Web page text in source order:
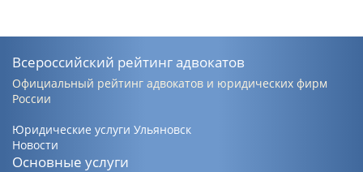
Всероссийский рейтинг адвокатов
Официальный рейтинг адвокатов и юридических фирм
России
Юридические услуги Ульяновск
Новости
Основные услуги